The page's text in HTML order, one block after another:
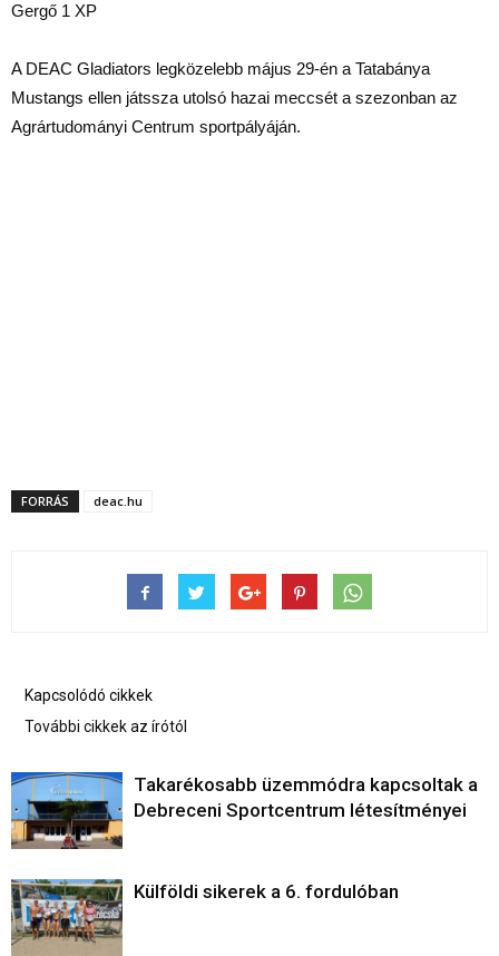
Gergő 1 XP
A DEAC Gladiators legközelebb május 29-én a Tatabánya
Mustangs ellen játssza utolsó hazai meccsét a szezonban az
Agrártudományi Centrum sportpályáján.
FORRÁS deac.hu
Kapcsolódó cikkek
További cikkek az írótól
Takarékosabb üzemmódra kapcsoltak a
Debreceni Sportcentrum létesítményei
Külföldi sikerek a 6. fordulóban